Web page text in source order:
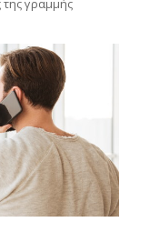
της γραμμής